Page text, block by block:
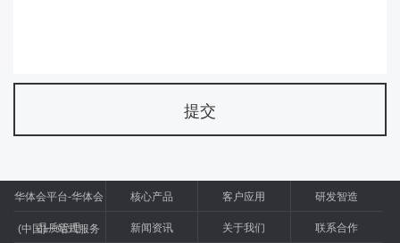
华体会平台-华体会
(中国)一站式服务
核心产品 客户应用 研发智造
品质管理 新闻资讯 关于我们 联系合作